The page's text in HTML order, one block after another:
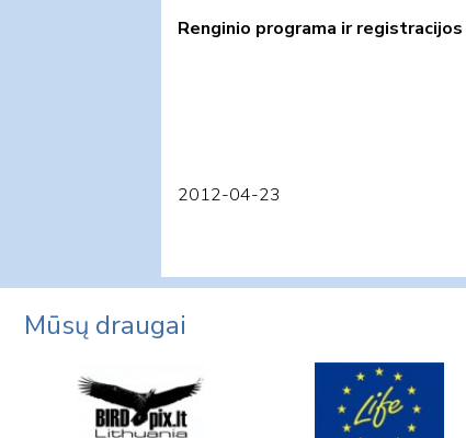
Renginio programa ir
2012-04-23
Mūsų draugai